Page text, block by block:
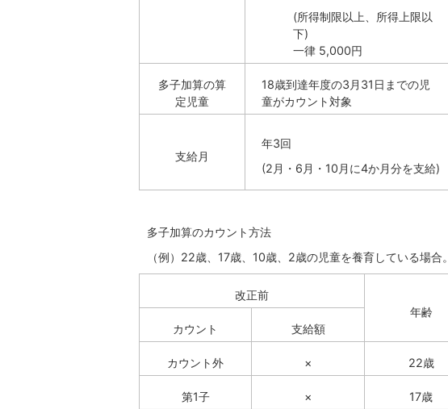
(所得制限以上、所得上限以
下)
一律 5,000円
多子加算の算
定児童
18歳到達年度の3月31日までの児
童がカウント対象
支給月
年3回
(2月・6月・10月に4か月分を支給)
多子加算のカウント方法
（例）22歳、17歳、10歳、2歳の児童を養育している場合。
改正前
年齢
カウント 支給額
カウント外 × 22歳
第1子 × 17歳